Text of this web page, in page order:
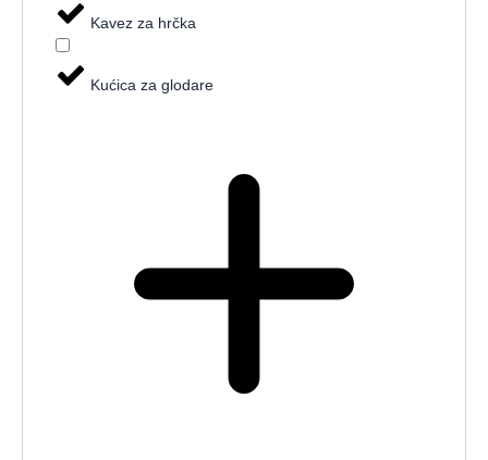
Kavez za hrčka
Kućica za glodare